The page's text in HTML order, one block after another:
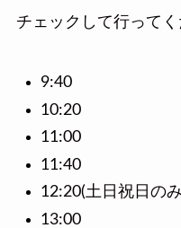
チェックして行ってく
9:40
10:20
11:00
11:40
12:20(土日祝日の
13:00